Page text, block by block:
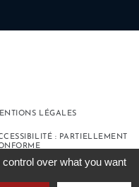
LÉGALES
: PARTIELLEMENT
over what you want